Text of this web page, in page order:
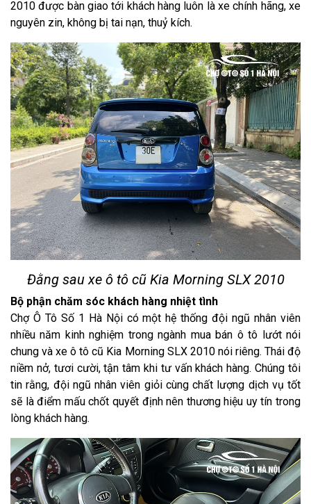
2010 được bàn giao tới khách hàng luôn là xe chính hãng, xe
nguyên zin, không bị tai nạn, thuỷ kích.
Đằng sau xe ô tô cũ Kia Morning SLX 2010
Bộ phận chăm sóc khách hàng nhiệt tình
Chợ Ô Tô Số 1 Hà Nội có một hệ thống đội ngũ nhân viên
nhiều năm kinh nghiệm trong ngành mua bán ô tô lướt nói
chung và xe ô tô cũ Kia Morning SLX 2010 nói riêng. Thái độ
niềm nở, tươi cười, tận tâm khi tư vấn khách hàng. Chúng tôi
tin rằng, đội ngũ nhân viên giỏi cùng chất lượng dịch vụ tốt
sẽ là điểm mấu chốt quyết định nên thương hiệu uy tín trong
lòng khách hàng.